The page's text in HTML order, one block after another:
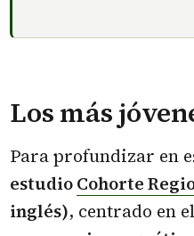
Los más
Para profundizar en
estudioCohorte
inglés), centrado en